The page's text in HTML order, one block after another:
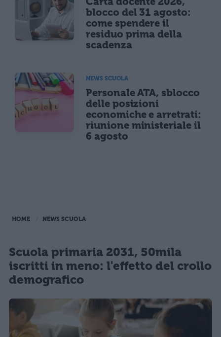
blocco del 31 agosto:
come spendere il
residuo prima della
scadenza
NEWS SCUOLA
Personale ATA, sblocco
delle posizioni
economiche e arretrati:
riunione ministeriale il
6 agosto
HOME NEWS SCUOLA
Scuola primaria 2031, 50mila
iscritti in meno: l'effetto del crollo
demografico